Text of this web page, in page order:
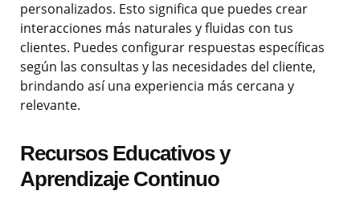
personalizados. Esto significa que puedes crear
interacciones más naturales y fluidas con tus
clientes. Puedes configurar respuestas específicas
según las consultas y las necesidades del cliente,
brindando así una experiencia más cercana y
relevante.
Recursos Educativos y
Aprendizaje Continuo